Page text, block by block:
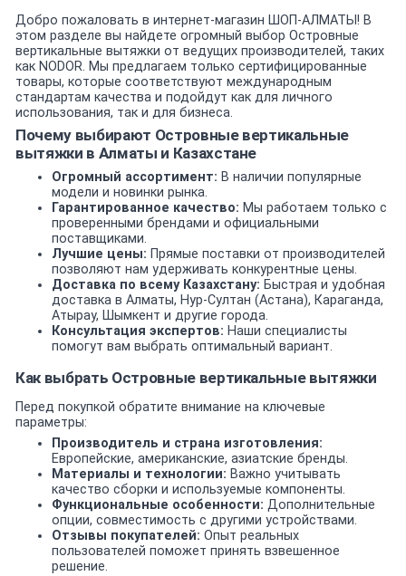
Добро пожаловать в интернет-магазин ШОП-АЛМАТЫ! В
этом разделе вы найдете огромный выбор Островные
вертикальные вытяжки от ведущих производителей, таких
как NODOR. Мы предлагаем только сертифицированные
товары, которые соответствуют международным
стандартам качества и подойдут как для личного
использования, так и для бизнеса.
Почему выбирают Островные вертикальные
вытяжки в Алматы и Казахстане
Огромный ассортимент: В наличии популярные
модели и новинки рынка.
Гарантированное качество: Мы работаем только с
проверенными брендами и официальными
поставщиками.
Лучшие цены: Прямые поставки от производителей
позволяют нам удерживать конкурентные цены.
Доставка по всему Казахстану: Быстрая и удобная
доставка в Алматы, Нур-Султан (Астана), Караганда,
Атырау, Шымкент и другие города.
Консультация экспертов: Наши специалисты
помогут вам выбрать оптимальный вариант.
Как выбрать Островные вертикальные вытяжки
Перед покупкой обратите внимание на ключевые
параметры:
Производитель и страна изготовления:
Европейские, американские, азиатские бренды.
Материалы и технологии: Важно учитывать
качество сборки и используемые компоненты.
Функциональные особенности: Дополнительные
опции, совместимость с другими устройствами.
Отзывы покупателей: Опыт реальных
пользователей поможет принять взвешенное
решение.